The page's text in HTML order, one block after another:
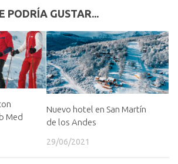
PODRÍA GUSTAR...
Med
Nuevo hotel en San Martín
de los Andes
29/06/2021